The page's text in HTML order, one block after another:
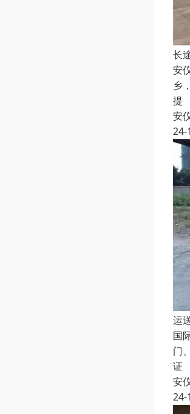
长
安
乡
提
安
24-
运
国
门
证
安
24-